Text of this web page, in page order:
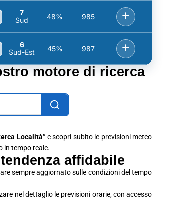
7
Sud
48% 985 +
6
Sud-Est
45% 987 +
motore di ricerca
Località” e scopri subito le previsioni meteo
in tempo reale.
affidabile
sempre aggiornato sulle condizioni del tempo
nel dettaglio le previsioni orarie, con accesso